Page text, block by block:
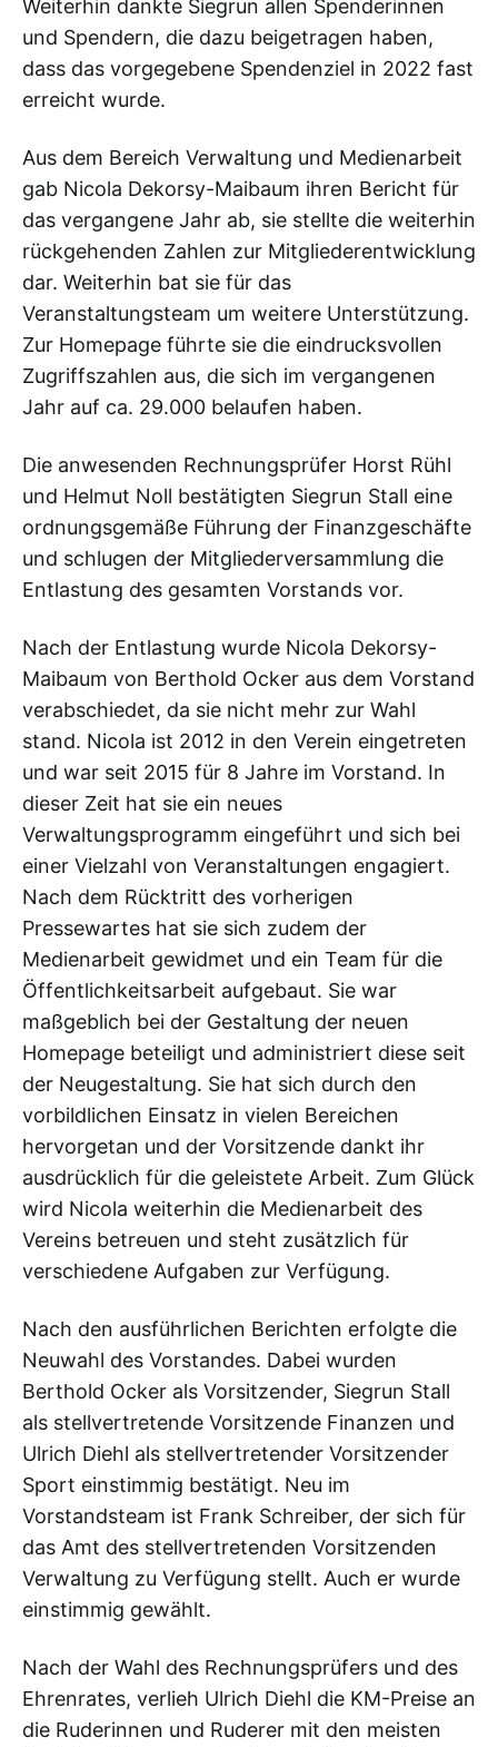
Weiterhin dankte Siegrun allen Spenderinnen
und Spendern, die dazu beigetragen haben,
dass das vorgegebene Spendenziel in 2022 fast
erreicht wurde.
Aus dem Bereich Verwaltung und Medienarbeit
gab Nicola Dekorsy-Maibaum ihren Bericht für
das vergangene Jahr ab, sie stellte die weiterhin
rückgehenden Zahlen zur Mitgliederentwicklung
dar. Weiterhin bat sie für das
Veranstaltungsteam um weitere Unterstützung.
Zur Homepage führte sie die eindrucksvollen
Zugriffszahlen aus, die sich im vergangenen
Jahr auf ca. 29.000 belaufen haben.
Die anwesenden Rechnungsprüfer Horst Rühl
und Helmut Noll bestätigten Siegrun Stall eine
ordnungsgemäße Führung der Finanzgeschäfte
und schlugen der Mitgliederversammlung die
Entlastung des gesamten Vorstands vor.
Nach der Entlastung wurde Nicola Dekorsy-
Maibaum von Berthold Ocker aus dem Vorstand
verabschiedet, da sie nicht mehr zur Wahl
stand. Nicola ist 2012 in den Verein eingetreten
und war seit 2015 für 8 Jahre im Vorstand. In
dieser Zeit hat sie ein neues
Verwaltungsprogramm eingeführt und sich bei
einer Vielzahl von Veranstaltungen engagiert.
Nach dem Rücktritt des vorherigen
Pressewartes hat sie sich zudem der
Medienarbeit gewidmet und ein Team für die
Öffentlichkeitsarbeit aufgebaut. Sie war
maßgeblich bei der Gestaltung der neuen
Homepage beteiligt und administriert diese seit
der Neugestaltung. Sie hat sich durch den
vorbildlichen Einsatz in vielen Bereichen
hervorgetan und der Vorsitzende dankt ihr
ausdrücklich für die geleistete Arbeit. Zum Glück
wird Nicola weiterhin die Medienarbeit des
Vereins betreuen und steht zusätzlich für
verschiedene Aufgaben zur Verfügung.
Nach den ausführlichen Berichten erfolgte die
Neuwahl des Vorstandes. Dabei wurden
Berthold Ocker als Vorsitzender, Siegrun Stall
als stellvertretende Vorsitzende Finanzen und
Ulrich Diehl als stellvertretender Vorsitzender
Sport einstimmig bestätigt. Neu im
Vorstandsteam ist Frank Schreiber, der sich für
das Amt des stellvertretenden Vorsitzenden
Verwaltung zu Verfügung stellt. Auch er wurde
einstimmig gewählt.
Nach der Wahl des Rechnungsprüfers und des
Ehrenrates, verlieh Ulrich Diehl die KM-Preise an
die Ruderinnen und Ruderer mit den meisten